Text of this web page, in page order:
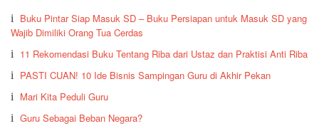
Buku Pintar Siap Masuk SD – Buku Persiapan untuk Masuk SD yang
Wajib Dimiliki Orang Tua Cerdas
11 Rekomendasi Buku Tentang Riba dari Ustaz dan Praktisi Anti Riba
PASTI CUAN! 10 Ide Bisnis Sampingan Guru di Akhir Pekan
Mari Kita Peduli Guru
Guru Sebagai Beban Negara?